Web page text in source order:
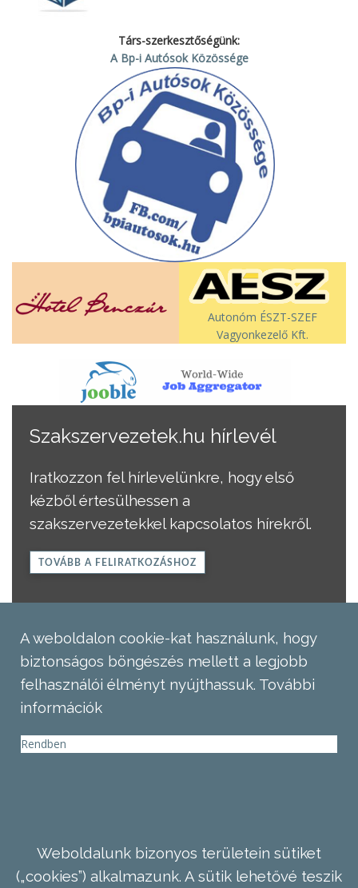
Társ-szerkesztőségünk:
A Bp-i Autósok Közössége
Autonóm ÉSZT-SZEF
Vagyonkezelő Kft.
Szakszervezetek.hu hírlevél
Iratkozzon fel hírlevelünkre, hogy első
kézből értesülhessen a
szakszervezetekkel kapcsolatos hírekről.
TOVÁBB A FELIRATKOZÁSHOZ
A weboldalon cookie-kat használunk, hogy
biztonságos böngészés mellett a legjobb
felhasználói élményt nyújthassuk. További
információk
Rendben
Weboldalunk bizonyos területein sütiket
(„cookies”) alkalmazunk. A sütik lehetővé teszik